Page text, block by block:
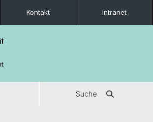
Kontakt Intranet
Suche